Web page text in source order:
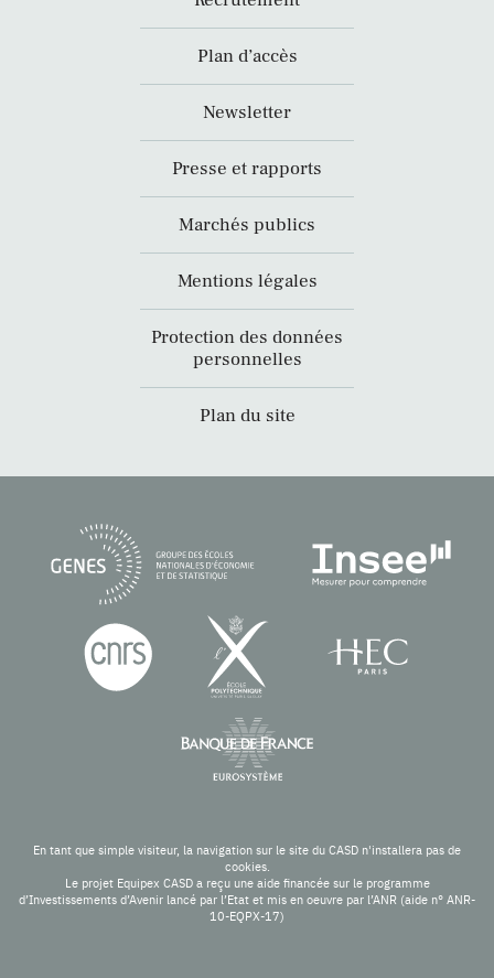
Plan d’accès
Newsletter
Presse et rapports
Marchés publics
Mentions légales
Protection des données
personnelles
Plan du site
En tant que simple visiteur, la navigation sur le site du CASD n'installera pas de
cookies.
Le projet Equipex CASD a reçu une aide financée sur le programme
d’Investissements d’Avenir lancé par l’Etat et mis en oeuvre par l’ANR (aide n° ANR-
10-EQPX-17)